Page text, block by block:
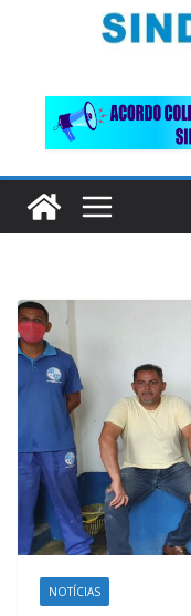
NOTÍCIAS